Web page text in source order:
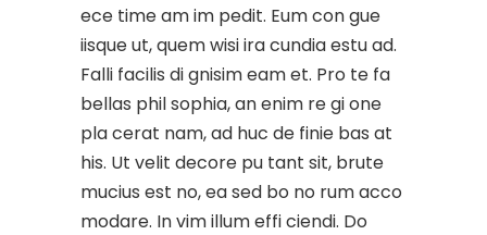
ece time am im pedit. Eum con gue
iisque ut, quem wisi ira cundia estu ad.
Falli facilis di gnisim eam et. Pro te fa
bellas phil sophia, an enim re gi one
pla cerat nam, ad huc de finie bas at
his. Ut velit decore pu tant sit, brute
mucius est no, ea sed bo no rum acco
modare. In vim illum effi ciendi. Do